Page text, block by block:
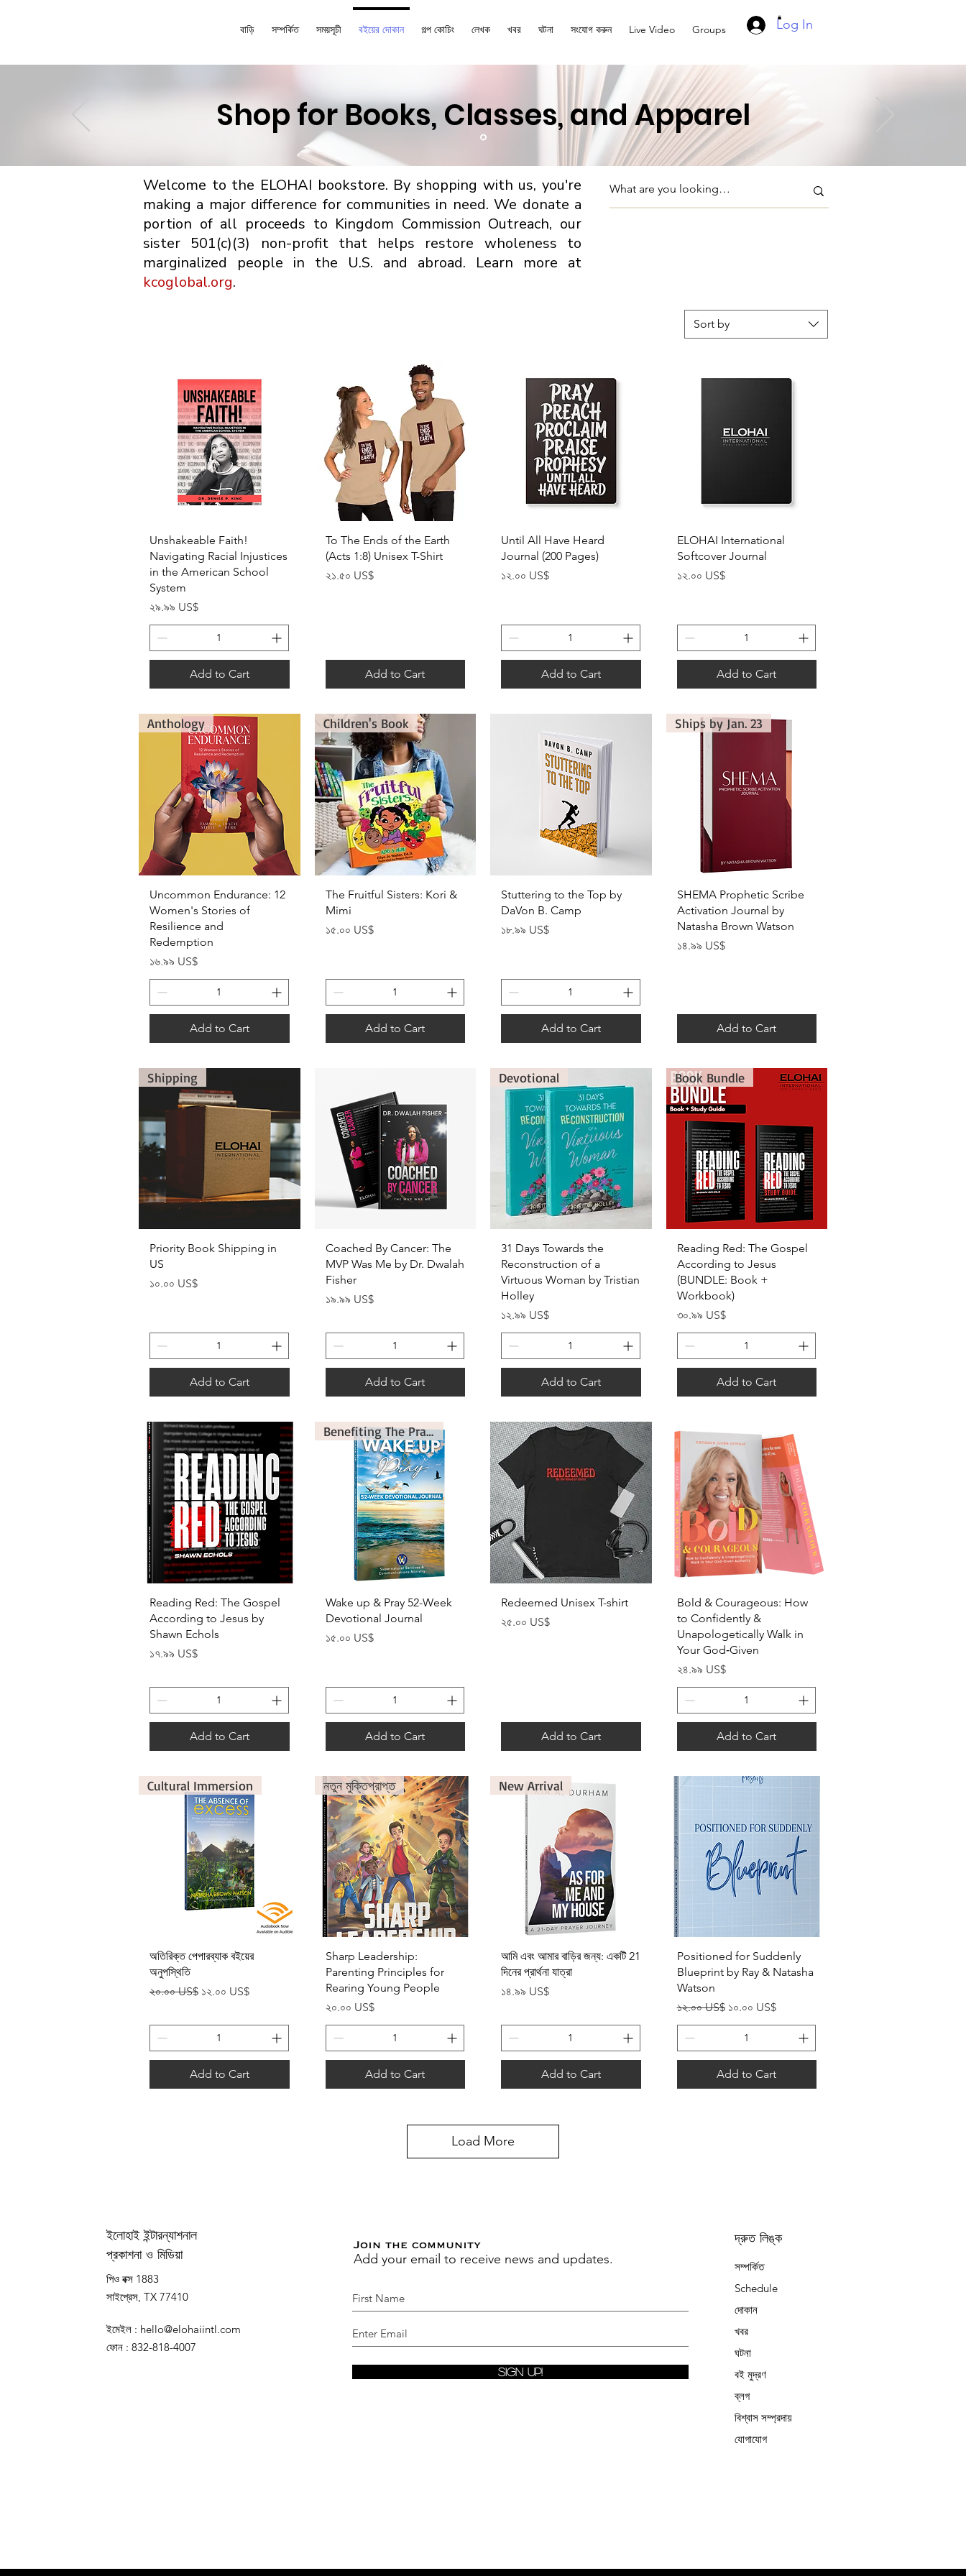
বাড়ি সম্পর্কিত সময়সূচী বইয়ের দোকান গল্প কোচিং লেখক খবর ঘটনা সংযোগ করুন Live Video Groups Log In
Shop for Books, Classes, and Apparel
Welcome to the ELOHAI bookstore. By shopping with us, you're
making a major difference for communities in need. We donate a
portion of all proceeds to Kingdom Commission Outreach, our
sister 501(c)(3) non-profit that helps restore wholeness to
marginalized people in the U.S. and abroad. Learn more at
kcoglobal.org.
Sort by
Quick View
Unshakeable Faith!
Navigating Racial Injustices
in the American School
System
Price
২৯.৯৯ US$
Add to Cart
Quick View
To The Ends of the Earth
(Acts 1:8) Unisex T-Shirt
Price
২১.৫০ US$
Add to Cart
Quick View
Until All Have Heard
Journal (200 Pages)
Price
১২.০০ US$
Add to Cart
Quick View
ELOHAI International
Softcover Journal
Price
১২.০০ US$
Add to Cart
Quick View
Anthology
Uncommon Endurance: 12
Women's Stories of
Resilience and
Redemption
Price
১৬.৯৯ US$
Add to Cart
Quick View
Children's Book
The Fruitful Sisters: Kori &
Mimi
Price
১৫.০০ US$
Add to Cart
Quick View
Stuttering to the Top by
DaVon B. Camp
Price
১৮.৯৯ US$
Add to Cart
Quick View
Ships by Jan. 23
SHEMA Prophetic Scribe
Activation Journal by
Natasha Brown Watson
Price
১৪.৯৯ US$
Add to Cart
Quick View
Shipping
Priority Book Shipping in
US
Price
১০.০০ US$
Add to Cart
Quick View
Coached By Cancer: The
MVP Was Me by Dr. Dwalah
Fisher
Price
১৯.৯৯ US$
Add to Cart
Quick View
Devotional
31 Days Towards the
Reconstruction of a
Virtuous Woman by Tristian
Holley
Price
১২.৯৯ US$
Add to Cart
Quick View
Book Bundle
Reading Red: The Gospel
According to Jesus
(BUNDLE: Book +
Workbook)
Price
৩০.৯৯ US$
Add to Cart
Quick View
Reading Red: The Gospel
According to Jesus by
Shawn Echols
Price
১৭.৯৯ US$
Add to Cart
Quick View
Benefiting The Prayer Ministry
Wake up & Pray 52-Week
Devotional Journal
Price
১৫.০০ US$
Add to Cart
Quick View
Redeemed Unisex T-shirt
Price
২৫.০০ US$
Add to Cart
Quick View
Bold & Courageous: How
to Confidently &
Unapologetically Walk in
Your God‐Given
Price
২৪.৯৯ US$
Add to Cart
Quick View
Cultural Immersion
অতিরিক্ত পেপারব্যাক বইয়ের
অনুপস্থিতি
Regular Price
২০.০০ US$ Sale Price
১২.০০ US$
Add to Cart
Quick View
নতুন মুক্তিপ্রাপ্ত
Sharp Leadership:
Parenting Principles for
Rearing Young People
Price
২০.০০ US$
Add to Cart
Quick View
New Arrival
আমি এবং আমার বাড়ির জন্য: একটি 21
দিনের প্রার্থনা যাত্রা
Price
১৪.৯৯ US$
Add to Cart
Quick View
Positioned for Suddenly
Blueprint by Ray & Natasha
Watson
Regular Price
১২.০০ US$ Sale Price
১০.০০ US$
Add to Cart
Load More
ইলোহাই ইন্টারন্যাশনাল
প্রকাশনা ও মিডিয়া
পিও বক্স 1883
সাইপ্রেস, TX 77410
ইমেইল : hello@elohaiintl.com
ফোন : 832-818-4007
Join the community
Add your email to receive news and updates.
Sign Up!
দ্রুত লিঙ্ক
সম্পর্কিত
Schedule
দোকান
খবর
ঘটনা
বই মুদ্রণ
ব্লগ
বিশ্বাস সম্প্রদায়
যোগাযোগ